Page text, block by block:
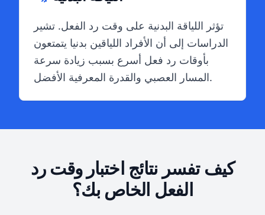
تؤثر اللياقة البدنية على وقت رد الفعل. تشير
الدراسات إلى أن الأفراد اللياقين بدنيا يتمتعون
بأوقات رد فعل أسرع بسبب زيادة سرعة
المسار العصبي والقدرة المعرفية الأفضل.
كيف تفسر نتائج اختبار وقت رد
الفعل الخاص بك؟